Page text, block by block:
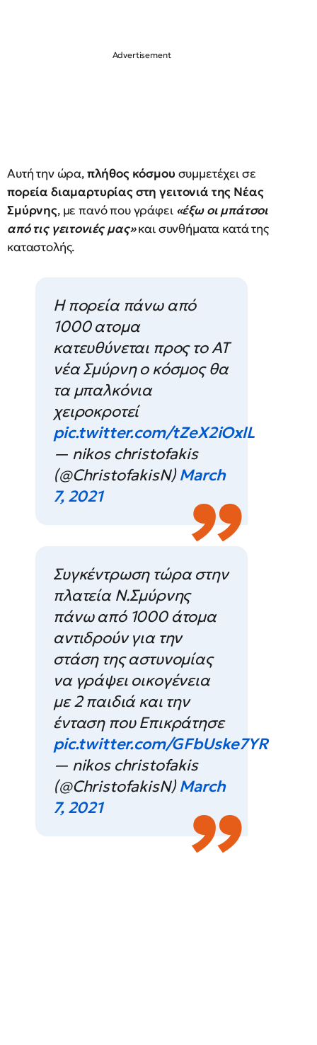
Αυτή την ώρα,πλήθος κόσμου συμμετέχει σε
πορεία διαμαρτυρίας στη γειτονιά της Νέας
Σμύρνης, με πανό που γράφει «έξω οι μπάτσοι
από τις γειτονιές μας»και συνθήματα κατά της
καταστολής.
Η πορεία πάνω από
1000 ατομα
κατευθύνεται προς το ΑΤ
νέα Σμύρνη ο κόσμος θα
τα μπαλκόνια
χειροκροτεί
pic.twitter.com/tZeX2iOxlL
— nikos christofakis
(@ChristofakisN)March
7, 2021
Συγκέντρωση τώρα στην
πλατεία Ν.Σμύρνης
πάνω από 1000 άτομα
αντιδρούν για την
στάση της αστυνομίας
να γράψει οικογένεια
με 2 παιδιά και την
ένταση που Επικράτησε
pic.twitter.com/GFbUske7YR
— nikos christofakis
(@ChristofakisN)March
7, 2021